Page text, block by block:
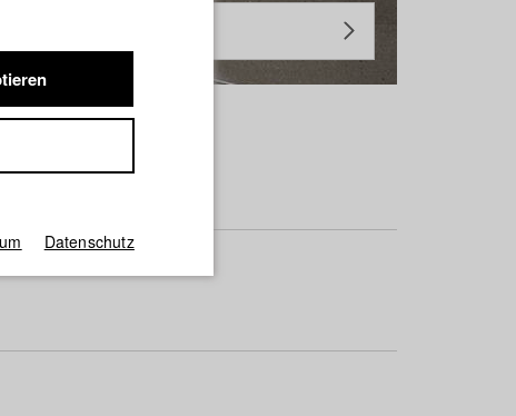
Datenschutz